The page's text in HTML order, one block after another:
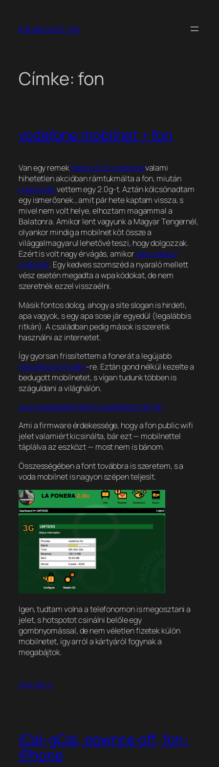
tartalomhoz
kobak pont org
Címke: fon
vodafone mobilnet + fon
Van egy remekfonera 2.0n routeremvalami
hihetetlen akcióban rámtukmálta a fon, miután
hugomnakvettem egy 2.0g-t. Aztán kölcsönadtam
egy ismerősnek., amit pár hete kaptam vissza, s
mivel nem volt helye, elhoztam magammal a
Balatonra. Amikor lent vagyunk a Magyar Tengernél,
olyankor mindig a mobilnet köt össze a
világgalmagyarul lehetővé teszi, hogy dolgozzak.
Ezért is volt nagy érvágás, amikornem ment a
mobilnet. Egy kedves szomszéd a nyaraló mellett
vész esetén megadta a wpa kódokat, de nem
szeretnék ezzel visszaélni.
Másik fontos dolog, ahogy a site slogan is hirdeti,
apa vagyok, s egy apa sose jár egyedül (legalábbis
ritkán). A családban pedig mások is szeretik
használni az internetet.
Így gyorsan frissítettem a fonerát a legújabb
fonosfera firmware-re. Eztán gond nélkül kezelte a
bedugott mobilnetet, s vígan tudunk többen is
száguldani a világhálón.
gyors sebességmérés a speedtest.net-en
Ami a firmware érdekessége, hogy a fon public wifi
jelet valamiért kicsinálta, bár ezt — mobilnettel
táplálva az eszközt — most nem is bánom.
Összességében a font továbbra is szeretem, s a
voda mobilnet is nagyon szépen teljesít.
Igen, tudtam volna a telefonomon is megosztani a
jelet, s hotspotot csinálni belőle egy
gombnyomással, de nem véletlen fizetek külön
mobilnetet, így arról a kártyáról fogynak a
megabájtok.
2010-08-12
iCal-gCal, pownce off, fon-
iPhone